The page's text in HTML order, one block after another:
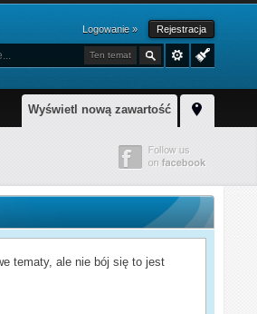
Logowanie » Rejestracja
Ten temat
Wyświetl nową zawartość
tematy, ale nie bój się to jest